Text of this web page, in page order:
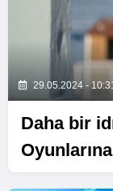
29.05.2024 -
Daha bir